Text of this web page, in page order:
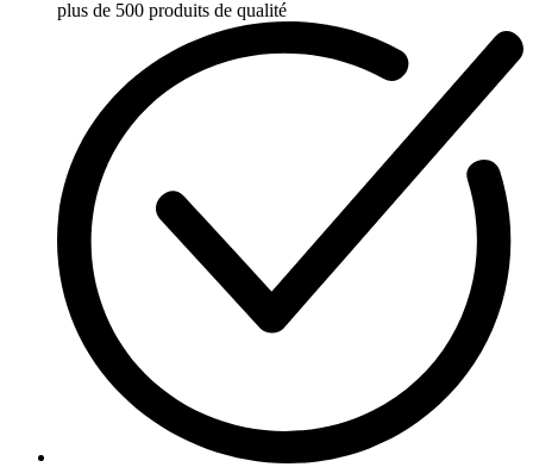
plus de 500 produits de qualité